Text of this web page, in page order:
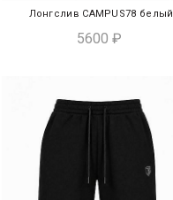
ЭКСПРЕСС-ПОКУПКА
Лонгслив CAMPUS78 белый
5600 ₽